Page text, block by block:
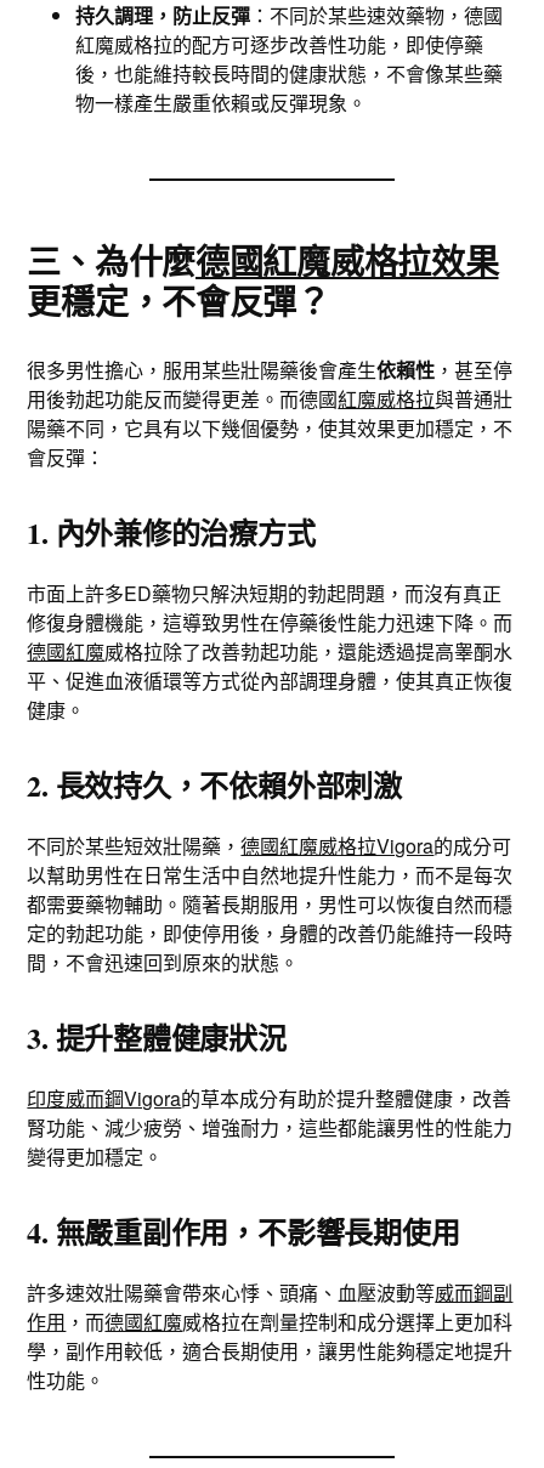
持久調理，防止反彈 ：不同於某些速效藥物，德國
紅魔威格拉的配方可逐步改善性功能，即使停藥
後，也能維持較長時間的健康狀態，不會像某些藥
物一樣產生嚴重依賴或反彈現象。
三、為什麼德國紅魔威格拉效果
更穩定，不會反彈？
很多男性擔心，服用某些壯陽藥後會產生依賴性 ，甚至停
用後勃起功能反而變得更差。而德國紅魔威格拉與普通壯
陽藥不同，它具有以下幾個優勢，使其效果更加穩定，不
會反彈：
1. 內外兼修的治療方式
市面上許多ED藥物只解決短期的勃起問題，而沒有真正
修復身體機能，這導致男性在停藥後性能力迅速下降。而
德國紅魔威格拉除了改善勃起功能，還能透過提高睾酮水
平、促進血液循環等方式從內部調理身體，使其真正恢復
健康。
2. 長效持久，不依賴外部刺激
不同於某些短效壯陽藥，德國紅魔威格拉Vigora的成分可
以幫助男性在日常生活中自然地提升性能力，而不是每次
都需要藥物輔助。隨著長期服用，男性可以恢復自然而穩
定的勃起功能，即使停用後，身體的改善仍能維持一段時
間，不會迅速回到原來的狀態。
3. 提升整體健康狀況
印度威而鋼Vigora的草本成分有助於提升整體健康，改善
腎功能、減少疲勞、增強耐力，這些都能讓男性的性能力
變得更加穩定。
4. 無嚴重副作用，不影響長期使用
許多速效壯陽藥會帶來心悸、頭痛、血壓波動等威而鋼副
作用 ，而德國紅魔威格拉在劑量控制和成分選擇上更加科
學，副作用較低，適合長期使用，讓男性能夠穩定地提升
性功能。